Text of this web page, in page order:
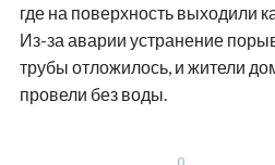
где на поверхность выходили
Из-за аварии устранение
трубы отложилось, и жители
провели без воды.
0